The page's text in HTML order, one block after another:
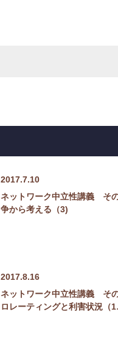
2017.7.10
ネットワーク中立性講義 そ
争から考える（3)
2017.8.16
ネットワーク中立性講義 そ
ロレーティングと利害状況（